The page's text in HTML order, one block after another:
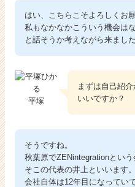
はい、こちらこそよろしくお
私もなかなかこういう機会は
と話そうか考えながら来ました
平塚
まずは自己紹
いいですか？
そうですね。
秋葉原でZENintegrationとい
そこの代表の井上といいます。
会社自体は12年目になってい